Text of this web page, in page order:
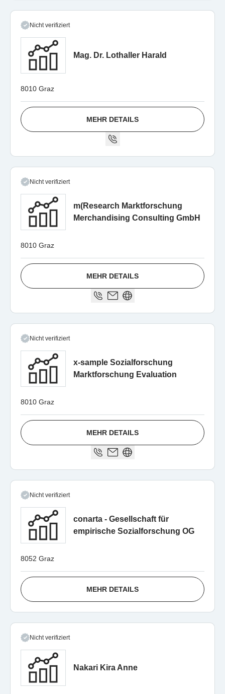
Nicht verifiziert
Mag. Dr. Lothaller Harald
8010 Graz
MEHR DETAILS
Nicht verifiziert
m(Research Marktforschung
Merchandising Consulting GmbH
8010 Graz
MEHR DETAILS
Nicht verifiziert
x-sample Sozialforschung
Marktforschung Evaluation
8010 Graz
MEHR DETAILS
Nicht verifiziert
conarta - Gesellschaft für
empirische Sozialforschung OG
8052 Graz
MEHR DETAILS
Nicht verifiziert
Nakari Kira Anne